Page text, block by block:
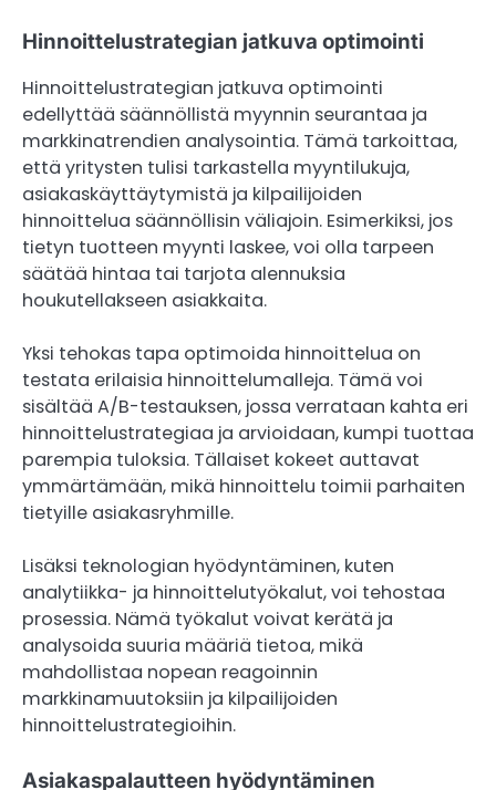
Hinnoittelustrategian jatkuva optimointi
Hinnoittelustrategian jatkuva optimointi
edellyttää säännöllistä myynnin seurantaa ja
markkinatrendien analysointia. Tämä tarkoittaa,
että yritysten tulisi tarkastella myyntilukuja,
asiakaskäyttäytymistä ja kilpailijoiden
hinnoittelua säännöllisin väliajoin. Esimerkiksi, jos
tietyn tuotteen myynti laskee, voi olla tarpeen
säätää hintaa tai tarjota alennuksia
houkutellakseen asiakkaita.
Yksi tehokas tapa optimoida hinnoittelua on
testata erilaisia hinnoittelumalleja. Tämä voi
sisältää A/B-testauksen, jossa verrataan kahta eri
hinnoittelustrategiaa ja arvioidaan, kumpi tuottaa
parempia tuloksia. Tällaiset kokeet auttavat
ymmärtämään, mikä hinnoittelu toimii parhaiten
tietyille asiakasryhmille.
Lisäksi teknologian hyödyntäminen, kuten
analytiikka- ja hinnoittelutyökalut, voi tehostaa
prosessia. Nämä työkalut voivat kerätä ja
analysoida suuria määriä tietoa, mikä
mahdollistaa nopean reagoinnin
markkinamuutoksiin ja kilpailijoiden
hinnoittelustrategioihin.
Asiakaspalautteen hyödyntäminen